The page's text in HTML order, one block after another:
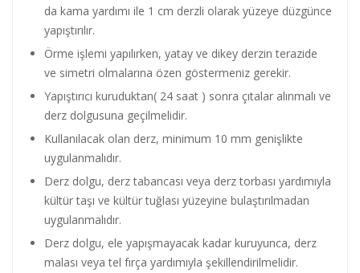
da kama yardımı ile 1 cm derzli olarak yüzeye düzgünce
yapıştırılır.
Örme işlemi yapılırken, yatay ve dikey derzin terazide
ve simetri olmalarına özen göstermeniz gerekir.
Yapıştırıcı kuruduktan( 24 saat ) sonra çıtalar alınmalı ve
derz dolgusuna geçilmelidir.
Kullanılacak olan derz, minimum 10 mm genişlikte
uygulanmalıdır.
Derz dolgu, derz tabancası veya derz torbası yardımıyla
kültür taşı ve kültür tuğlası yüzeyine bulaştırılmadan
uygulanmalıdır.
Derz dolgu, ele yapışmayacak kadar kuruyunca, derz
malası veya tel fırça yardımıyla şekillendirilmelidir.